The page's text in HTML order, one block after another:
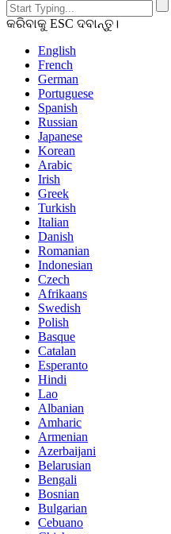
କରିବାକୁ ESC ଦବାନ୍ତୁ।
English
French
German
Portuguese
Spanish
Russian
Japanese
Korean
Arabic
Irish
Greek
Turkish
Italian
Danish
Romanian
Indonesian
Czech
Afrikaans
Swedish
Polish
Basque
Catalan
Esperanto
Hindi
Lao
Albanian
Amharic
Armenian
Azerbaijani
Belarusian
Bengali
Bosnian
Bulgarian
Cebuano